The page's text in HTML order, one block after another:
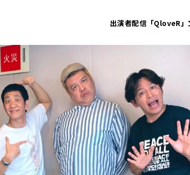
出演者配信「QloveR」